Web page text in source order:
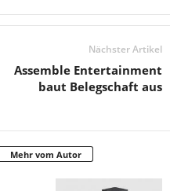
Nächster Artikel
Assemble Entertainment
baut Belegschaft aus
Mehr vom Autor